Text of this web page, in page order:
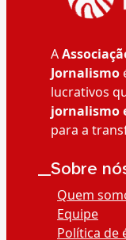
A
Jornalismo
lucrativos
jornalismo
para a
__Sobre
Quem
Equipe
Política de